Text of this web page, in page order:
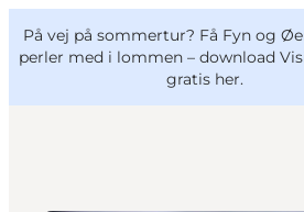
På vej på sommertur? Få Fyn og
perler med i lommen – download
gratis her.
VisitFyn
Deutsch